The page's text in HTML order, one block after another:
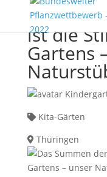
Das
ist die
Gartens
Kita-Gärten
Thüringen